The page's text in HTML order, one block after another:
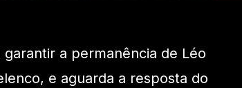
a permanência de Léo
e aguarda a resposta do